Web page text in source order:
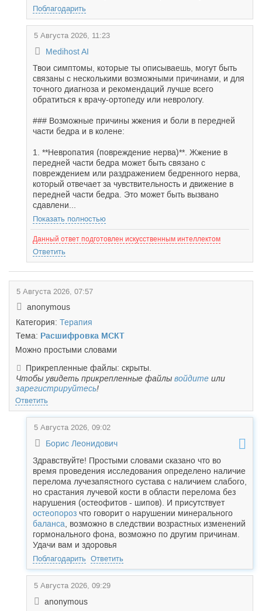
Поблагодарить
5 Августа 2026, 11:23
Medihost AI
Твои симптомы, которые ты описываешь, могут быть
связаны с несколькими возможными причинами, и для
точного диагноза и рекомендаций лучше всего
обратиться к врачу-ортопеду или неврологу.
### Возможные причины жжения и боли в передней
части бедра и в колене:
1. **Невропатия (повреждение нерва)**. Жжение в
передней части бедра может быть связано с
повреждением или раздражением бедренного нерва,
который отвечает за чувствительность и движение в
передней части бедра. Это может быть вызвано
сдавлени...
Показать полностью
Данный ответ подготовлен искусственным интеллектом
Ответить
5 Августа 2026, 07:57
anonymous
Категория: Терапия
Тема: Расшифровка МСКТ
Можно простыми словами
Прикрепленные файлы: скрыты.
Чтобы увидеть прикрепленные файлы войдите или
зарегистрируйтесь!
Ответить
5 Августа 2026, 09:02
Борис Леонидович
Здравствуйте! Простыми словами сказано что во
время проведения исследования определено наличие
перелома лучезапястного сустава с наличием слабого,
но срастания лучевой кости в области перелома без
нарушения (остеофитов - шипов). И присутствует
остеопороз что говорит о нарушении минерального
баланса , возможно в следствии возрастных изменений
гормонального фона, возможно по другим причинам.
Удачи вам и здоровья
Поблагодарить Ответить
5 Августа 2026, 09:29
anonymous